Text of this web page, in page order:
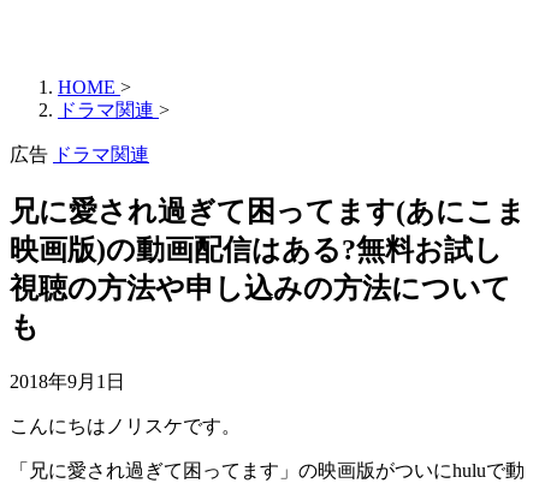
HOME >
ドラマ関連 >
広告 ドラマ関連
兄に愛され過ぎて困ってます(あにこま
映画版)の動画配信はある?無料お試し
視聴の方法や申し込みの方法について
も
2018年9月1日
こんにちはノリスケです。
「兄に愛され過ぎて困ってます」の映画版がついにhuluで動